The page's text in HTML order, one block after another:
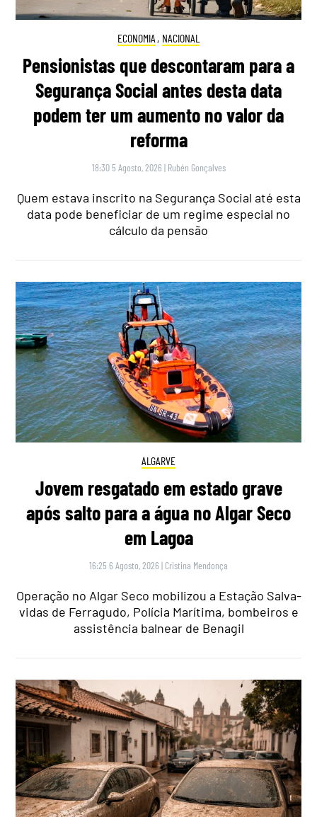
ECONOMIA , NACIONAL
Pensionistas que descontaram para a
Segurança Social antes desta data
podem ter um aumento no valor da
reforma
18:30 5 Agosto, 2026 | Rubén Gonçalves
Quem estava inscrito na Segurança Social até esta
data pode beneficiar de um regime especial no
cálculo da pensão
ALGARVE
Jovem resgatado em estado grave
após salto para a água no Algar Seco
em Lagoa
16:25 6 Agosto, 2026 | Cristina Mendonça
Operação no Algar Seco mobilizou a Estação Salva-
vidas de Ferragudo, Polícia Marítima, bombeiros e
assistência balnear de Benagil